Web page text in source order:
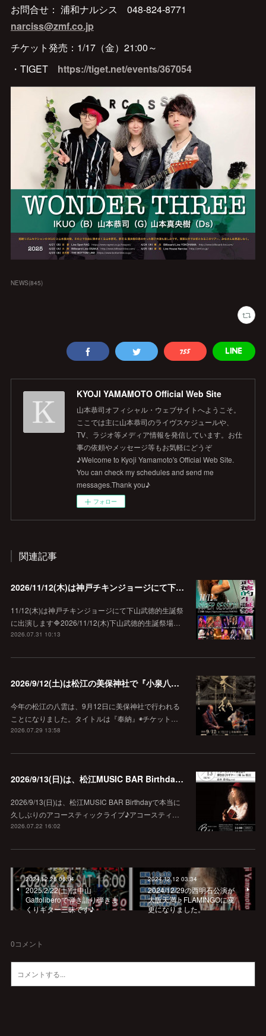
お問合せ： 浦和ナルシス 048-824-8771
narciss@zmf.co.jp
チケット発売：1/17（金）21:00～
・TIGET https://tiget.net/events/367054
NEWS(845)
KYOJI YAMAMOTO Official Web Site
山本恭司オフィシャル・ウェブサイトへようこそ。
ここでは主に山本恭司のライヴスケジュールや、
TV、ラジオ等メディア情報を発信しています。お仕
事の依頼やメッセージ等もお気軽にどうぞ
♪Welcome to Kyoji Yamamoto's Official Web Site.
You can check my schedules and send me
messages.Thank you♪
フォロー
関連記事
2026/11/12(木)は神戸チキンジョージにて下山武徳的生誕祭に出演します♪
11/12(木)は神戸チキンジョージにて下山武徳的生誕祭
に出演します🔷2026/11/12(木)下山武徳的生誕祭場…
2026.07.31 10:13
2026/9/12(土)は松江の美保神社で『小泉八雲朗読のしらべ』
今年の松江の八雲は、9月12日に美保神社で行われる
ことになりました。タイトルは『奉納』◉チケット…
2026.07.29 13:58
2026/9/13(日)は、松江MUSIC BAR Birthdayでアコースティック弾き語り弾きまくりギター三昧♪
2026/9/13(日)は、松江MUSIC BAR Birthdayで本当に
久しぶりのアコースティックライブ♪アコースティ…
2026.07.22 16:02
2024.12.26 06:04
2025/2/22(土)は中山
Gattoliberoで弾き語り弾きま
くりギター三昧です♪
2024.12.12 03:34
2024/12/29の西明石公演が
大阪天満♭FLAMINGOに変
更になりました。
0コメント